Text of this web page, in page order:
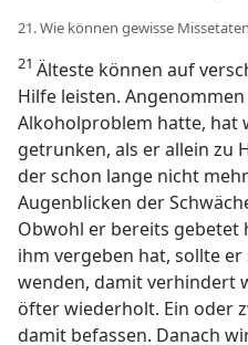
21. Wie können gewisse
21 Älteste können auf
Hilfe leisten.
Alkoholproblem hatte, hat
getrunken, als er allein zu
der schon lange nicht
Augenblicken der
Obwohl er bereits gebetet
ihm vergeben hat, sollte
wenden, damit verhindert
öfter wiederholt. Ein oder
damit befassen. Danach